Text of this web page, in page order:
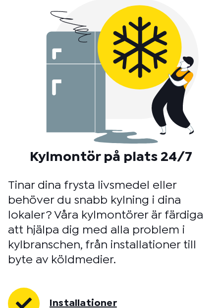
Kylmontör på plats 24/7
Tinar dina frysta livsmedel eller
behöver du snabb kylning i dina
lokaler? Våra kylmontörer är färdiga
att hjälpa dig med alla problem i
kylbranschen, från installationer till
byte av köldmedier.
Installationer